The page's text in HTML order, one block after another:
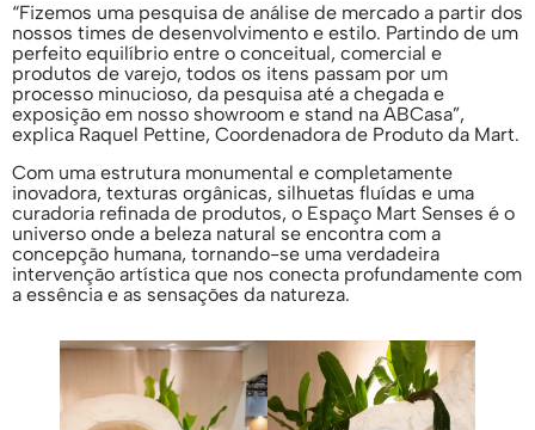
“Fizemos uma pesquisa de análise de mercado a partir dos
nossos times de desenvolvimento e estilo. Partindo de um
perfeito equilíbrio entre o conceitual, comercial e
produtos de varejo, todos os itens passam por um
processo minucioso, da pesquisa até a chegada e
exposição em nosso showroom e stand na ABCasa”,
explica Raquel Pettine, Coordenadora de Produto da Mart.
Com uma estrutura monumental e completamente
inovadora, texturas orgânicas, silhuetas fluídas e uma
curadoria refinada de produtos, o Espaço Mart Senses é o
universo onde a beleza natural se encontra com a
concepção humana, tornando-se uma verdadeira
intervenção artística que nos conecta profundamente com
a essência e as sensações da natureza.